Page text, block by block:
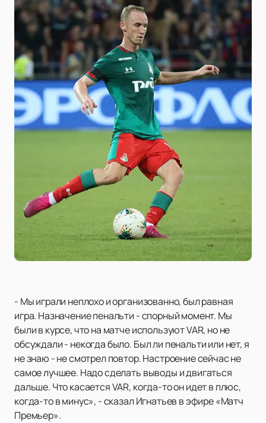
- Мы играли неплохо и организованно, был равная
игра. Назначение пенальти - спорный момент. Мы
были в курсе, что на матче используют VAR, но не
обсуждали - некогда было. Был ли пенальти или нет, я
не знаю - не смотрел повтор. Настроение сейчас не
самое лучшее. Надо сделать выводы и двигаться
дальше. Что касается VAR, когда-то он идет в плюс,
когда-то в минус», - сказал Игнатьев в эфире «Матч
Премьер».